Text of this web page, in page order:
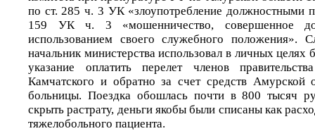
по ст. 285 ч. 3 УК «злоупотребление должностными
159 УК ч. 3 «мошенничество, совершенное
использованием своего служебного положения».
начальник министерства использовал в личных
указание оплатить перелет членов
Камчатского и обратно за счет средств Амурской
больницы. Поездка обошлась почти в 800 тысяч
скрыть растрату, деньги якобы были списаны как
тяжелобольного пациента.